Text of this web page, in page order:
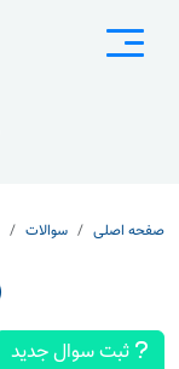
صفحه اصلی سوالات
ثبت سوال جدید